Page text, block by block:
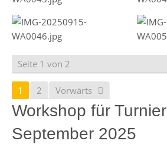
Seite 1 von 2
1 2 Vorwärts
Workshop für
September 2025